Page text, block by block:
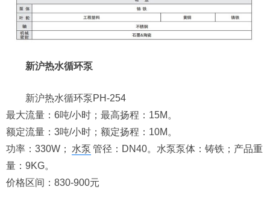
新沪热水循环泵
新沪热水循环泵PH-254
最大流量：6吨/小时；最高扬程：15M。
额定流量：3吨/小时；额定扬程：10M。
功率：330W； 水泵 管径：DN40。水泵泵体：铸铁；产品重
量：9KG。
价格区间：830-900元